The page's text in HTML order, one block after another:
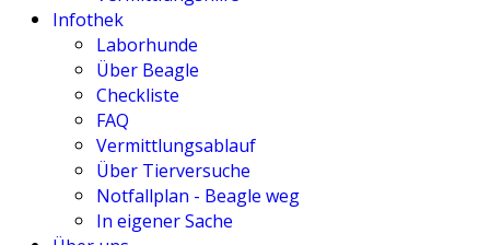
Infothek
Laborhunde
Über Beagle
Checkliste
FAQ
Vermittlungsablauf
Über Tierversuche
Notfallplan - Beagle weg
In eigener Sache